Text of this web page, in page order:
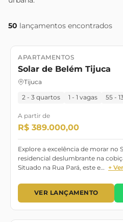
50 lançamentos encontrados
Lançamento
APARTAMENTOS
Solar de Belém Tijuca
Tijuca
2 - 3 quartos 1 - 1 vagas 55 -
A partir de
R$ 389.000,00
Explore a excelência de morar no
residencial deslumbrante na
Situado na Rua Pará, este e… +
VER LANÇAMENTO